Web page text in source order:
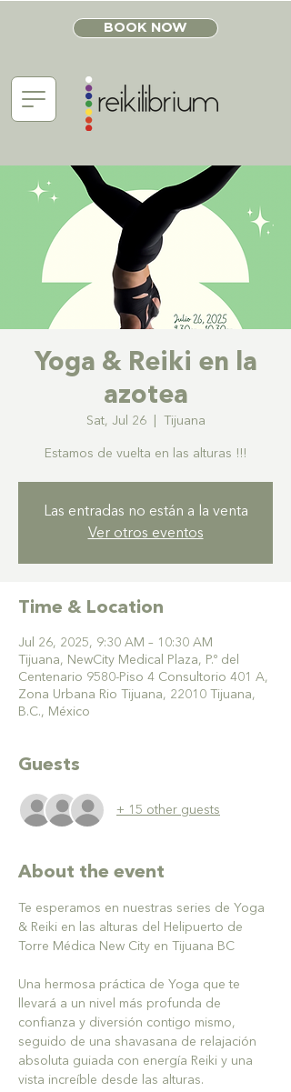
BOOK NOW
Yoga & Reiki en la
azotea
Sat, Jul 26
  |
Tijuana
Estamos de vuelta en las alturas !!!
Las entradas no están a la venta
Ver otros eventos
Time & Location
Jul 26, 2025, 9:30 AM – 10:30 AM
Tijuana, NewCity Medical Plaza, P.º del
Centenario 9580-Piso 4 Consultorio 401 A,
Zona Urbana Rio Tijuana, 22010 Tijuana,
B.C., México
Guests
+ 15 other guests
About the event
Te esperamos en nuestras series de Yoga
& Reiki en las alturas del Helipuerto de
Torre Médica New City en Tijuana BC
Una hermosa práctica de Yoga que te
llevará a un nivel más profunda de
confianza y diversión contigo mismo,
seguido de una shavasana de relajación
absoluta guiada con energía Reiki y una
vista increíble desde las alturas.